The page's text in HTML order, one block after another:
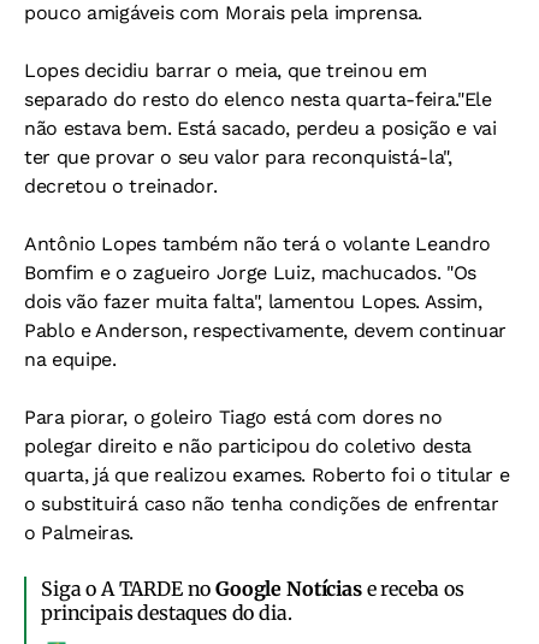
pouco amigáveis com Morais pela imprensa.
Lopes decidiu barrar o meia, que treinou em
separado do resto do elenco nesta quarta-feira."Ele
não estava bem. Está sacado, perdeu a posição e vai
ter que provar o seu valor para reconquistá-la",
decretou o treinador.
Antônio Lopes também não terá o volante Leandro
Bomfim e o zagueiro Jorge Luiz, machucados. "Os
dois vão fazer muita falta", lamentou Lopes. Assim,
Pablo e Anderson, respectivamente, devem continuar
na equipe.
Para piorar, o goleiro Tiago está com dores no
polegar direito e não participou do coletivo desta
quarta, já que realizou exames. Roberto foi o titular e
o substituirá caso não tenha condições de enfrentar
o Palmeiras.
Siga o A TARDE noGoogle Notíciase receba os
principais destaques do dia.